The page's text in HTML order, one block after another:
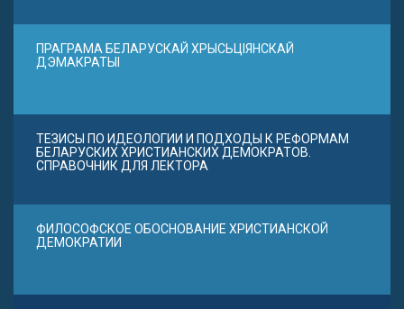
ПРАГРАМА БЕЛАРУСКАЙ ХРЫСЬЦІЯНСКАЙ
ДЭМАКРАТЫІ
ТЕЗИСЫ ПО ИДЕОЛОГИИ И ПОДХОДЫ К РЕФОРМАМ
БЕЛАРУСКИХ ХРИСТИАНСКИХ ДЕМОКРАТОВ.
СПРАВОЧНИК ДЛЯ ЛЕКТОРА
ФИЛОСОФСКОЕ ОБОСНОВАНИЕ ХРИСТИАНСКОЙ
ДЕМОКРАТИИ